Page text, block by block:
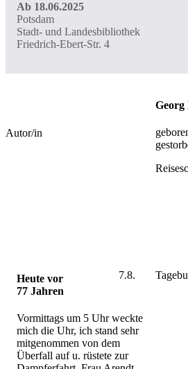
Ab 18.06.2025
Potsdam
Stadt- und Landesbibliothek
Friedrich-Ebert-Str. 4
Autor/in
Georg
Heute vor
77 Jahren
7.8.
Vormittags um 5 Uhr weckte
mich die Uhr, ich stand sehr
mitgenommen von dem
Überfall auf u. rüstete zur